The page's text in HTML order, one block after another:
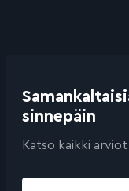
sinnepäin
Katso kaikki arviot